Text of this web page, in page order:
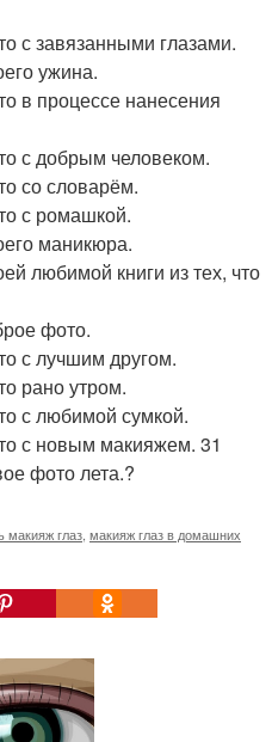
с завязанными глазами.
ужина.
в процессе нанесения
с добрым человеком.
со словарём.
с ромашкой.
маникюра.
любимой книги из тех, что
фото.
с лучшим другом.
рано утром.
с любимой сумкой.
с новым макияжем. 31
фото лета.?
макияж глаз макияж глаз в домашних